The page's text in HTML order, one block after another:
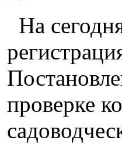
На
проверке